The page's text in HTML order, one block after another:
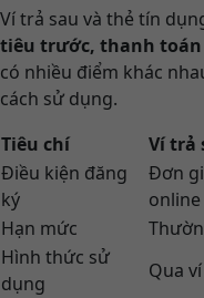
Ví trả sau và thẻ tín
tiêu trước, thanh toán
có nhiều điểm khác
cách sử dụng.
Tiêu chí
Ví trả
Điều kiện đăng
ký
Đơn
online
Hạn mức
Hình thức sử
dụng
Qua